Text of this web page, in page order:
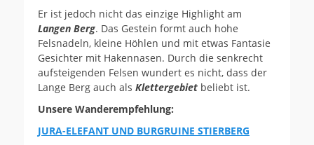
Er ist jedoch nicht das einzige Highlight am
Langen Berg. Das Gestein formt auch hohe
Felsnadeln, kleine Höhlen und mit etwas Fantasie
Gesichter mit Hakennasen. Durch die senkrecht
aufsteigenden Felsen wundert es nicht, dass der
Lange Berg auch als Klettergebiet beliebt ist.
Unsere Wanderempfehlung:
JURA-ELEFANT UND BURGRUINE STIERBERG